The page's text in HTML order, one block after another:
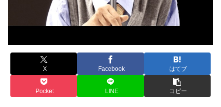
X Facebook はてブ
Pocket LINE コピー